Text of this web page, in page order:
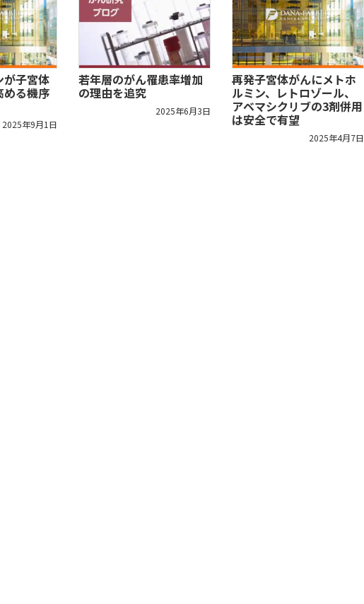
が子宮体
める機序
2025年9月1日
若年層のがん罹患率増加
の理由を追究
2025年6月3日
再発子宮体がんにメトホ
ルミン、レトロゾール、
アベマシクリブの3剤併用
は安全で有望
2025年4月7日